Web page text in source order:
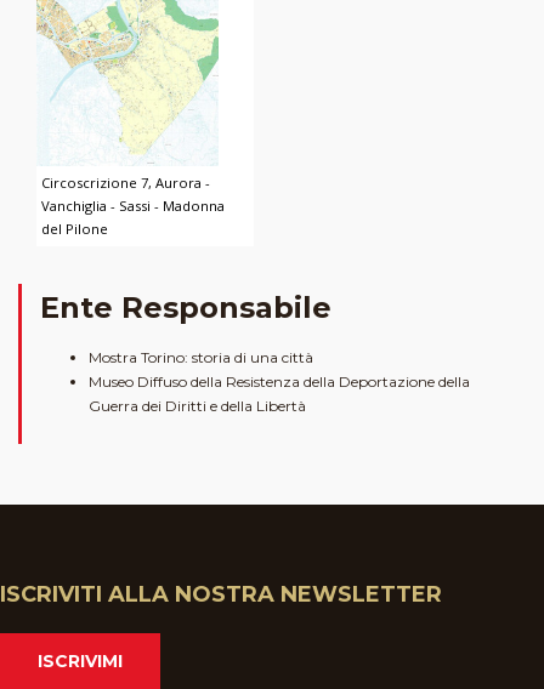
Circoscrizione 7, Aurora -
Vanchiglia - Sassi - Madonna
del Pilone
Ente Responsabile
Mostra Torino: storia di una città
Museo Diffuso della Resistenza della Deportazione della
Guerra dei Diritti e della Libertà
ISCRIVITI ALLA NOSTRA NEWSLETTER
ISCRIVIMI